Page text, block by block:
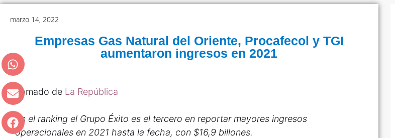
marzo 14, 2022
Empresas Gas Natural del Oriente, Procafecol y TGI
aumentaron ingresos en 2021
Tomado de La República
En el ranking el Grupo Éxito es el tercero en reportar mayores ingresos
operacionales en 2021 hasta la fecha, con $16,9 billones.